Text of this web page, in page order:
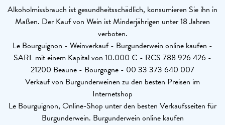
Alkoholmissbrauch ist gesundheitsschädlich, konsumieren Sie ihn in
Maßen. Der Kauf von Wein ist Minderjährigen unter 18 Jahren
verboten.
Le Bourguignon - Weinverkauf - Burgunderwein online kaufen -
SARL mit einem Kapital von 10.000 € - RCS 788 926 426 -
21200 Beaune - Bourgogne - 00 33 373 640 007
Verkauf von Burgunderweinen zu den besten Preisen im
Internetshop
Le Bourguignon, Online-Shop unter den besten Verkaufsseiten für
Burgunderwein. Burgunderwein online kaufen